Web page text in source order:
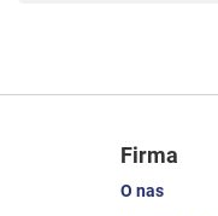
Firma
O nas